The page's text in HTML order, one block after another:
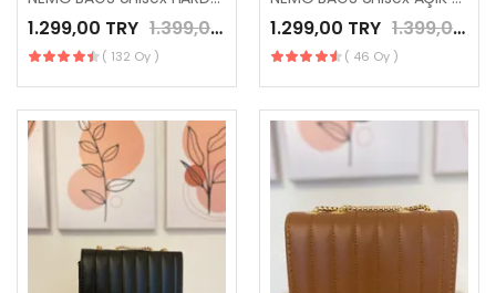
1.299,00 TRY 1.399,00 TRY
( 132 Oy )
1.299,00 TRY 1.399,00 TRY
( 46 Oy )